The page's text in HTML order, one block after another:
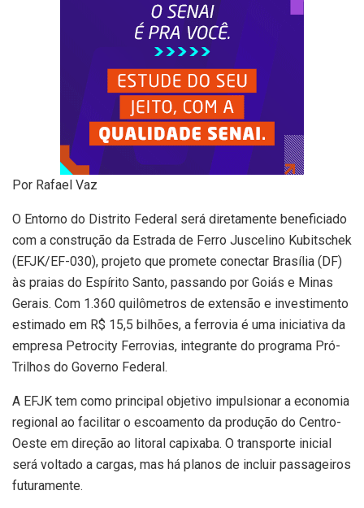
Por Rafael Vaz
O Entorno do Distrito Federal será diretamente beneficiado
com a construção da Estrada de Ferro Juscelino Kubitschek
(EFJK/EF-030), projeto que promete conectar Brasília (DF)
às praias do Espírito Santo, passando por Goiás e Minas
Gerais. Com 1.360 quilômetros de extensão e investimento
estimado em R$ 15,5 bilhões, a ferrovia é uma iniciativa da
empresa Petrocity Ferrovias, integrante do programa Pró-
Trilhos do Governo Federal.
A EFJK tem como principal objetivo impulsionar a economia
regional ao facilitar o escoamento da produção do Centro-
Oeste em direção ao litoral capixaba. O transporte inicial
será voltado a cargas, mas há planos de incluir passageiros
futuramente.